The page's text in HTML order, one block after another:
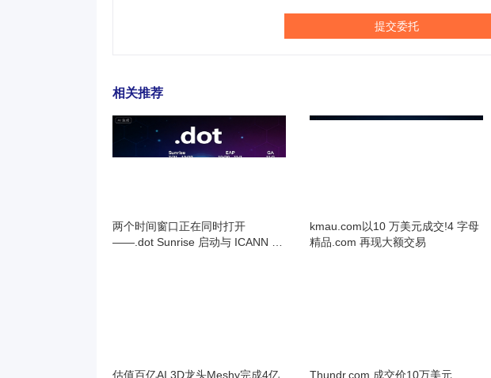
提交委托
相关推荐
两个时间窗口正在同时打开
——.dot Sunrise 启动与 ICANN 新
kmau.com以10 万美元成交!4 字母
精品.com 再现大额交易
估值百亿AI 3D龙头Meshy完成4亿 Thundr.com 成交价10万美元